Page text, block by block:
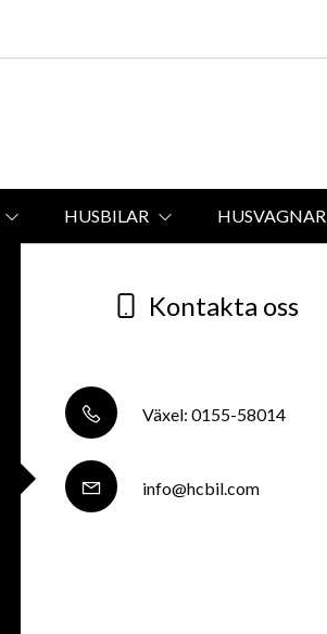
HUSBILAR HUSVAGNAR
Kontakta oss
Växel: 0155-58014
info@hcbil.com